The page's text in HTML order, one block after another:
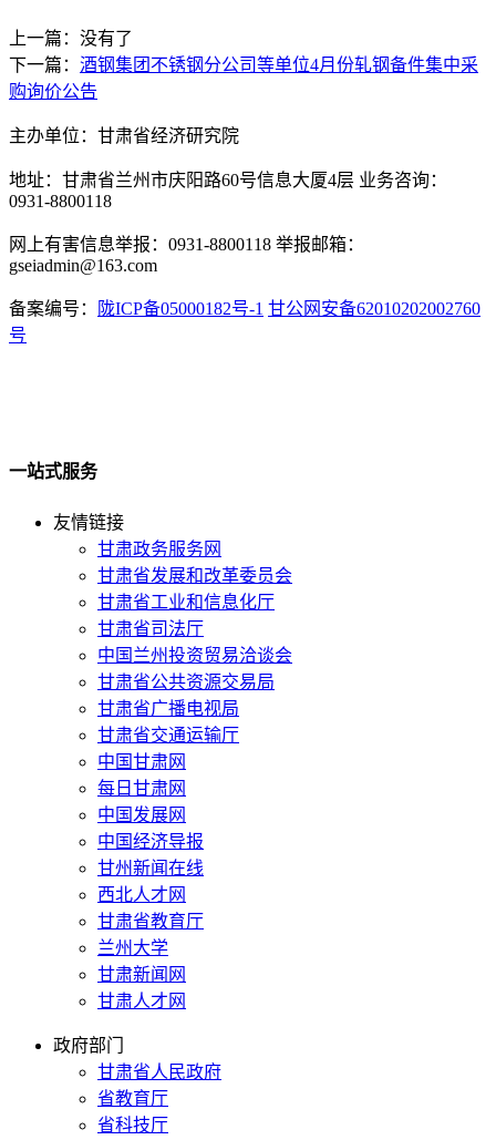
上一篇：没有了
下一篇： 酒钢集团不锈钢分公司等单位4月份轧钢备件集中采
购询价公告
主办单位：甘肃省经济研究院
地址：甘肃省兰州市庆阳路60号信息大厦4层 业务咨询：
0931-8800118
网上有害信息举报：0931-8800118 举报邮箱：
gseiadmin@163.com
备案编号： 陇ICP备05000182号-1 甘公网安备62010202002760
号
一站式服务
友情链接
甘肃政务服务网
甘肃省发展和改革委员会
甘肃省工业和信息化厅
甘肃省司法厅
中国兰州投资贸易洽谈会
甘肃省公共资源交易局
甘肃省广播电视局
甘肃省交通运输厅
中国甘肃网
每日甘肃网
中国发展网
中国经济导报
甘州新闻在线
西北人才网
甘肃省教育厅
兰州大学
甘肃新闻网
甘肃人才网
政府部门
甘肃省人民政府
省教育厅
省科技厅